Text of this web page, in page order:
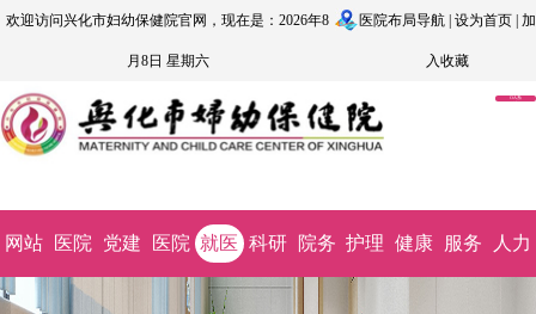
欢迎访问兴化市妇幼保健院官网，现在是：2026年8
月8日 星期六
医院布局导航| 设为首页| 加
入收藏
OA系
网站
首页
医院
概况
党建
文化
医院
动态
就医
指南
科研
教学
院务
公开
护理
园地
健康
科普
服务
监督
人力
资源